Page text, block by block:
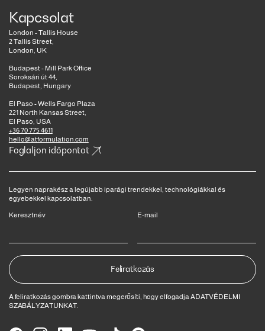
Kapcsolat
London - Tallis House
2 Tallis Street,
London, UK
Budapest - Mill Park Office
Soroksári út 44,
Budapest, Hungary
El Paso - Wells Fargo Plaza
221 North Kansas Street,
El Paso, USA
+36 70 775 4611
hello@atformulation.com
Foglaljon időpontot
Legyen naprakész a legújabb iparági trendekkel, technológiákkal és
egyebekkel kapcsolatban.
Keresztnév
E-mail
A feliratkozás gombra kattintva megerősíti, hogy elfogadja ADATVÉDELMI
SZABÁLYZATUNKAT